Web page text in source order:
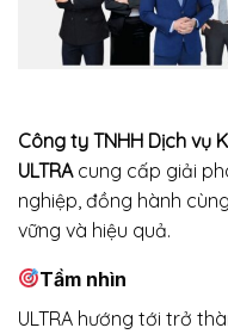
Công ty TNHH Dịch vụ
ULTRAcung cấp giải
nghiệp, đồng hành
vững và hiệu quả.
Tầm nhìn
ULTRA hướng tới trở